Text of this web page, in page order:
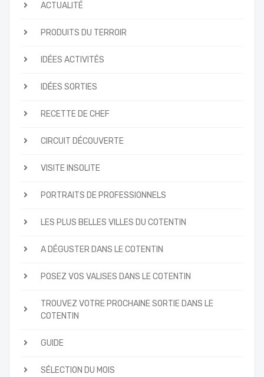
ACTUALITÉ
PRODUITS DU TERROIR
IDÉES ACTIVITÉS
IDÉES SORTIES
RECETTE DE CHEF
CIRCUIT DÉCOUVERTE
VISITE INSOLITE
PORTRAITS DE PROFESSIONNELS
LES PLUS BELLES VILLES DU COTENTIN
A DÉGUSTER DANS LE COTENTIN
POSEZ VOS VALISES DANS LE COTENTIN
TROUVEZ VOTRE PROCHAINE SORTIE DANS LE
COTENTIN
GUIDE
SÉLECTION DU MOIS